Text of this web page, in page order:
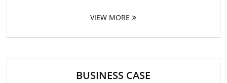
VIEW MORE
BUSINESS CASE